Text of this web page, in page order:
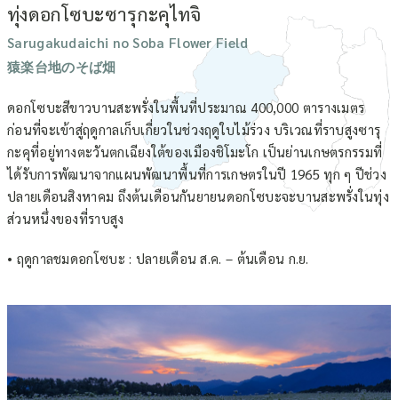
ทุ่งดอกโซบะซารุกะคุไทจิ
Sarugakudaichi no Soba Flower Field
猿楽台地のそば畑
ดอกโซบะสีขาวบานสะพรั่งในพื้นที่ประมาณ 400,000 ตารางเมตร
ก่อนที่จะเข้าสู่ฤดูกาลเก็บเกี่ยวในช่วงฤดูใบไม้ร่วง บริเวณที่ราบสูงซารุ
กะคุที่อยู่ทางตะวันตกเฉียงใต้ของเมืองชิโมะโก เป็นย่านเกษตรกรรมที่
ได้รับการพัฒนาจากแผนพัฒนาพื้นที่การเกษตรในปี 1965 ทุก ๆ ปีช่วง
ปลายเดือนสิงหาคม ถึงต้นเดือนกันยายนดอกโซบะจะบานสะพรั่งในทุ่ง
ส่วนหนึ่งของที่ราบสูง
• ฤดูกาลชมดอกโซบะ : ปลายเดือน ส.ค. – ต้นเดือน ก.ย.